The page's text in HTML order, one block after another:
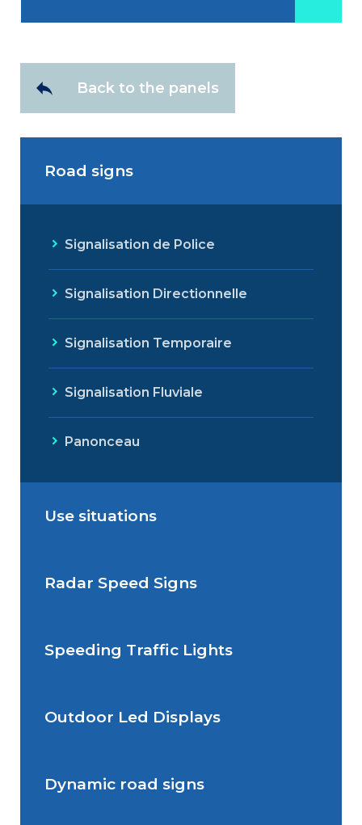
Back to the panels
Road signs
Signalisation de Police
Signalisation Directionnelle
Signalisation Temporaire
Signalisation Fluviale
Panonceau
Use situations
Situations de signalisation
Situations de signalisation
Radar Speed Signs
Radar Speed Sign
Speeding Traffic Lights
Speeding Traffic Light
Outdoor Led Displays
Outdoor Led Display
Dynamic road signs